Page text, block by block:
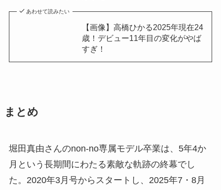
あわせて読みたい
【画像】高橋ひかる2025年現在24
歳！デビュー11年目の変化がやば
すぎ！
まとめ
堀田真由さんのnon-no専属モデル卒業は、5年4か
月という長期間にわたる素敵な軌跡の終幕でし
た。2020年3月号からスタートし、2025年7・8月